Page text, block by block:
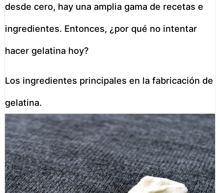
desde cero, hay una amplia gama de recetas e
ingredientes. Entonces, ¿por qué no intentar
hacer gelatina hoy?
Los ingredientes principales en la fabricación de
gelatina.